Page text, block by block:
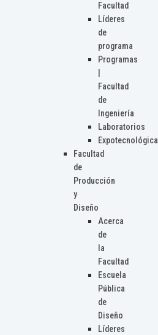
Facultad
Líderes
de
programa
Programas
Facultad
de
Ingeniería
Laboratorios
Expotecnológica
Facultad
de
Producción
y
Diseño
Acerca
de
la
Facultad
Escuela
Pública
de
Diseño
Líderes